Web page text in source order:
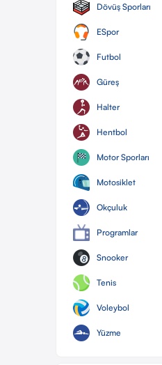
Dövüş Sporları
ESpor
Futbol
Güreş
Halter
Hentbol
Motor Sporları
Motosiklet
Okçuluk
Programlar
Snooker
Tenis
Voleybol
Yüzme